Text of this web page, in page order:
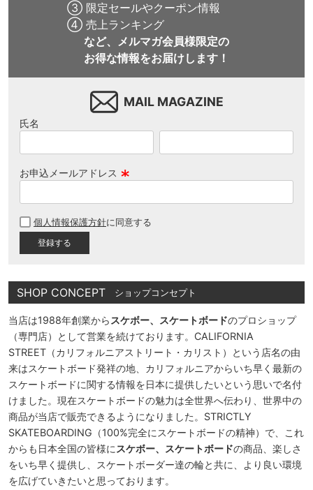
③ 限定セールやクーポン情報
④ 売上ランキング
など、メルマガ会員様限定の
お得な情報をお届けします！
MAIL MAGAZINE
氏名
お申込メールアドレス
須
個人情報保護方針に同意する
SHOP CONCEPT ショップコンセプト
当店は1988年創業から スケボー、スケートボードのプロショップ
（専門店）として営業を続けております。CALIFORNIA
STREET（カリフォルニアストリート・カリスト）という店名の由
来はスケートボード発祥の地、カリフォルニアからいち早く最新の
スケートボードに関する情報を日本に提供したいという思いで名付
けました。現在スケートボードの魅力は全世界へ伝わり、世界中の
商品が当店で販売できるようになりました。STRICTLY
SKATEBOARDING（100%完全にスケートボードの精神）で、これ
からも日本全国の皆様に スケボー、スケートボードの商品、楽しさ
をいち早く提供し、スケートボーダー達の輪と共に、より良い環境
を広げていきたいと思っております。